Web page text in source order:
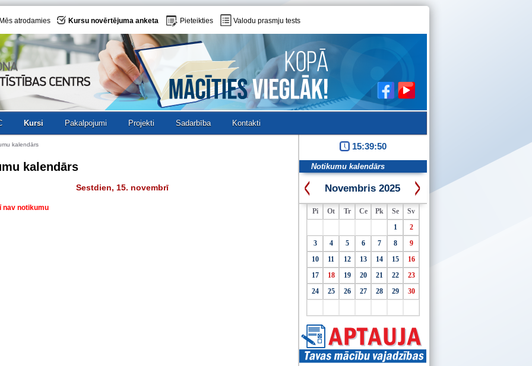
Mēs atrodamies Kursu novērtējuma anketa Pieteikties Valodu prasmju tests
Kursi Pakalpojumi Projekti Sadarbība Kontakti
kalendārs
kalendārs
Sestdien, 15. novembrī
nav notikumu
15:39:50
Notikumu kalendārs
Novembris 2025
Pi Ot Tr Ce Pk Se
Sv
1
2
3
4 5 6 7 8
9
10
11 12 13 14 15
16
17
18 19 20 21 22
23
24
25 26 27 28 29 30